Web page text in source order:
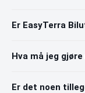
Er EasyTerra
Hva må jeg
Er det noen